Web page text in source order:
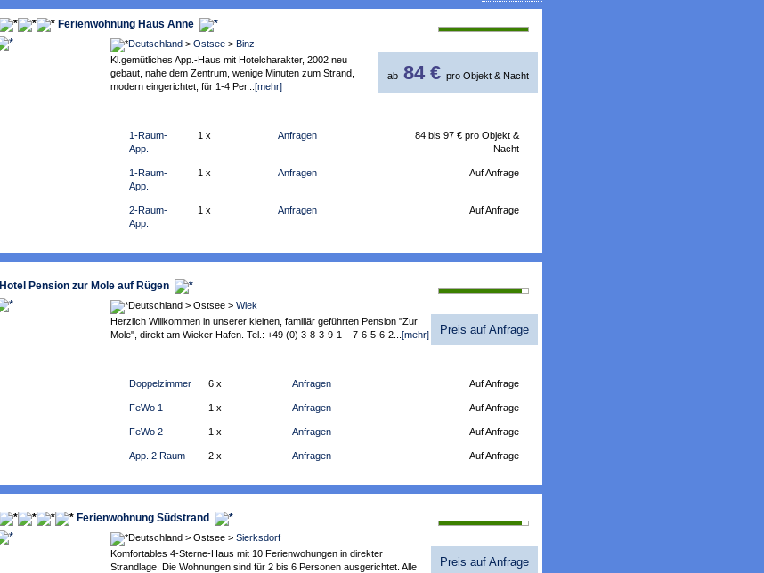
Ferienwohnung Haus Anne
Deutschland > Ostsee > Binz
ab 84 € pro Objekt & Nacht
Kl.gemütliches App.-Haus mit Hotelcharakter, 2002 neu
gebaut, nahe dem Zentrum, wenige Minuten zum Strand,
modern eingerichtet, für 1-4 Per... [mehr]
1-Raum-
App.
1 x Anfragen 84 bis 97 € pro Objekt &
Nacht
1-Raum-
App.
1 x Anfragen Auf Anfrage
2-Raum-
App.
1 x Anfragen Auf Anfrage
Hotel Pension zur Mole auf Rügen
Deutschland > Ostsee > Wiek
Preis auf Anfrage
Herzlich Willkommen in unserer kleinen, familiär geführten Pension "Zur
Mole", direkt am Wieker Hafen. Tel.: +49 (0) 3-8-3-9-1 – 7-6-5-6-2... [mehr]
Doppelzimmer 6 x Anfragen Auf Anfrage
FeWo 1 1 x Anfragen Auf Anfrage
FeWo 2 1 x Anfragen Auf Anfrage
App. 2 Raum 2 x Anfragen Auf Anfrage
Ferienwohnung Südstrand
Deutschland > Ostsee > Sierksdorf
Preis auf Anfrage
Komfortables 4-Sterne-Haus mit 10 Ferienwohungen in direkter
Strandlage. Die Wohnungen sind für 2 bis 6 Personen ausgerichtet. Alle